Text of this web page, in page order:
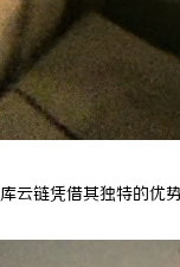
链凭借其独特的优